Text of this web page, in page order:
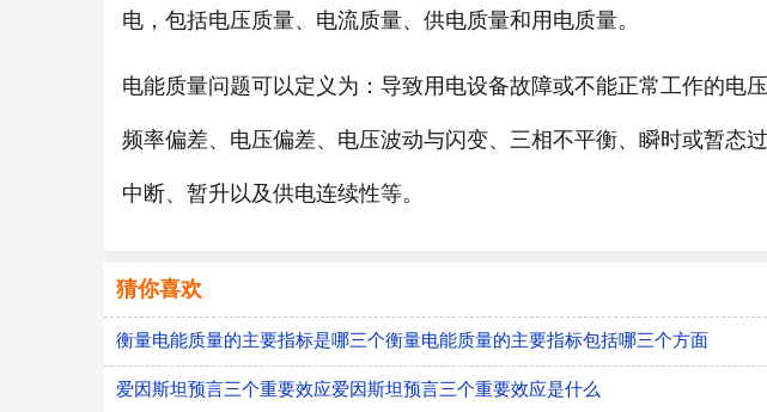
电，包括电压质量、电流质量、供电质量和用电质量。
电能质量问题可以定义为：导致用电设备故障或不能正常工作的电
频率偏差、电压偏差、电压波动与闪变、三相不平衡、瞬时或暂态
中断、暂升以及供电连续性等。
猜你喜欢
衡量电能质量的主要指标是哪三个衡量电能质量的主要指标包括哪三个方面
爱因斯坦预言三个重要效应爱因斯坦预言三个重要效应是什么